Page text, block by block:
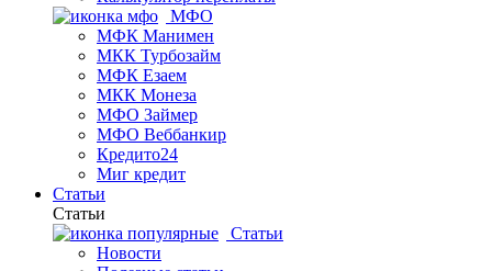
МФО
МФК Манимен
МКК Турбозайм
МФК Езаем
МКК Монеза
МФО Займер
МФО Веббанкир
Кредито24
Миг кредит
Статьи
Статьи
Статьи
Новости